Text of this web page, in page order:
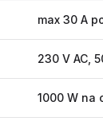
max 30 A
230 V AC,
1000 W na